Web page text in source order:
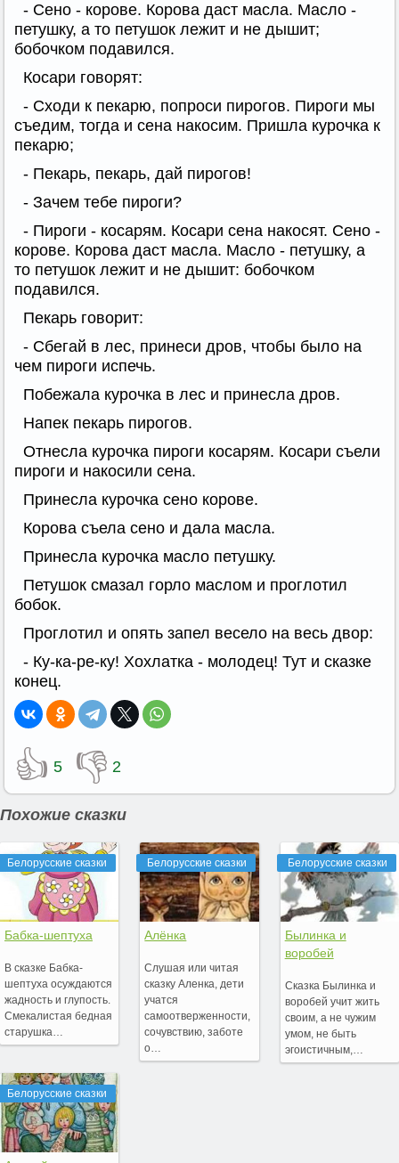
- Сено - корове. Корова даст масла. Масло -
петушку, а то петушок лежит и не дышит;
бобочком подавился.
Косари говорят:
- Сходи к пекарю, попроси пирогов. Пироги мы
съедим, тогда и сена накосим. Пришла курочка к
пекарю;
- Пекарь, пекарь, дай пирогов!
- Зачем тебе пироги?
- Пироги - косарям. Косари сена накосят. Сено -
корове. Корова даст масла. Масло - петушку, а
то петушок лежит и не дышит: бобочком
подавился.
Пекарь говорит:
- Сбегай в лес, принеси дров, чтобы было на
чем пироги испечь.
Побежала курочка в лес и принесла дров.
Напек пекарь пирогов.
Отнесла курочка пироги косарям. Косари съели
пироги и накосили сена.
Принесла курочка сено корове.
Корова съела сено и дала масла.
Принесла курочка масло петушку.
Петушок смазал горло маслом и проглотил
бобок.
Проглотил и опять запел весело на весь двор:
- Ку-ка-ре-ку! Хохлатка - молодец! Тут и сказке
конец.
👍 5 👎 2
Похожие сказки
Белорусские сказки
Бабка-шептуха
В сказке Бабка-
шептуха осуждаются
жадность и глупость.
Смекалистая бедная
старушка…
Белорусские сказки
Белорусские сказки
Алёнка
Слушая или читая
сказку Аленка, дети
учатся
самоотверженности,
сочувствию, заботе
о…
Белорусские сказки
Былинка и
воробей
Сказка Былинка и
воробей учит жить
своим, а не чужим
умом, не быть
эгоистичным,…